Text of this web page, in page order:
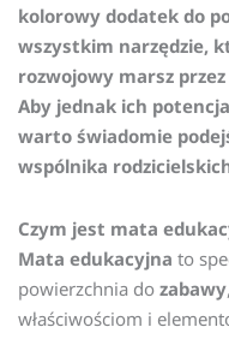
kolorowy dodatek do
wszystkim narzędzie,
rozwojowy marsz
Aby jednak ich
warto świadomie
wspólnika
Czym jest mata
Mata edukacyjna to
powierzchnia do zabawy
właściwościom i